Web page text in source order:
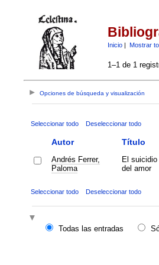
Inicio| Mostrar
1–1 de 1
Opciones de búsqueda y visualización
Seleccionar todo Deseleccionar todo
Autor Título
Andrés Ferrer,
Paloma
El
del amor
Seleccionar todo Deseleccionar todo
Todas las entradas